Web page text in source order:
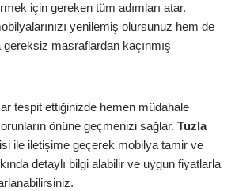
için gereken tüm adımları atar.
yenilemiş olursunuz hem de
gereksiz masraflardan kaçınmış
tespit ettiğinizde hemen müdahale
önüne geçmenizi sağlar. Tuzla
ile iletişime geçerek mobilya tamir ve
detaylı bilgi alabilir ve uygun fiyatlarla